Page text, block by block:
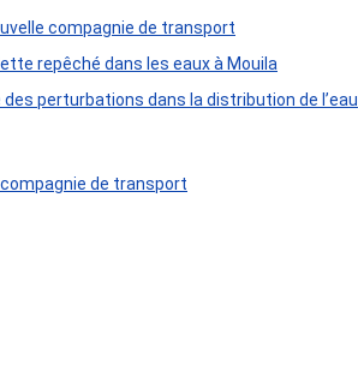
compagnie de transport
repêché dans les eaux à Mouila
des perturbations dans la distribution de l’eau
de transport